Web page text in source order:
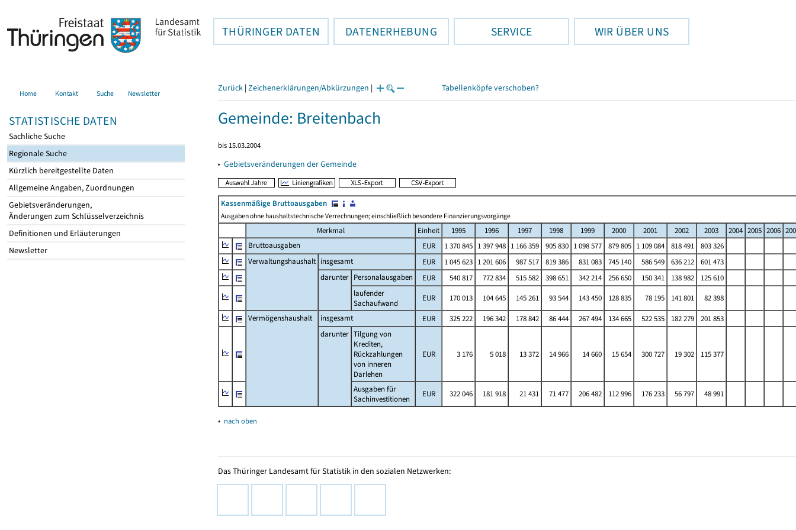
THÜRINGER DATEN DATENERHEBUNG SERVICE WIR ÜBER UNS
Home Kontakt Suche Newsletter
STATISTISCHE DATEN
Sachliche Suche
Regionale Suche
Kürzlich bereitgestellte Daten
Allgemeine Angaben, Zuordnungen
Gebietsveränderungen,
Änderungen zum Schlüsselverzeichnis
Definitionen und Erläuterungen
Newsletter
Zurück | Zeichenerklärungen/Abkürzungen | Tabellenköpfe verschoben?
Gemeinde: Breitenbach
bis 15.03.2004
▸ Gebietsveränderungen der Gemeinde
Kassenmäßige Bruttoausgaben
Ausgaben ohne haushaltstechnische Verrechnungen; einschließlich besondere Finanzierungsvorgänge
Merkmal Einheit 1995 1996 1997 1998 1999 2000 2001 2002 2003 2004 2005 2006
Bruttoausgaben
EUR 1 370 845 1 397 948 1 166 359 905 830 1 098 577 879 805 1 109 084 818 491
803 326
Verwaltungshaushalt insgesamt EUR 1 045 623 1 201 606 987 517 819 386 831 083 745 140 586 549 636 212
601 473
darunter Personalausgaben EUR 540 817 772 834 515 582 398 651 342 214 256 650 150 341 138 982
125 610
laufender
Sachaufwand
EUR 170 013 104 645 145 261 93 544 143 450 128 835 78 195 141 801
82 398
Vermögenshaushalt
insgesamt EUR 325 222 196 342 178 842 86 444 267 494 134 665 522 535 182 279
201 853
darunter Tilgung von
Krediten,
Rückzahlungen
von inneren
Darlehen
EUR 3 176 5 018 13 372 14 966 14 660 15 654 300 727 19 302 115 377
Ausgaben für
Sachinvestitionen
EUR 322 046 181 918 21 431 71 477 206 482 112 996 176 233 56 797 48 991
▴ nach oben
Das Thüringer Landesamt für Statistik in den sozialen Netzwerken: